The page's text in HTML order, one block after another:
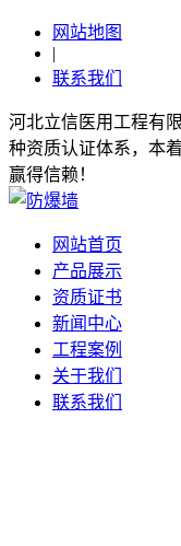
网站地图
|
联系我们
河北立信医用工程有
种资质认证体系，本
赢得信赖！
网站首页
产品展示
资质证书
新闻中心
工程案例
关于我们
联系我们